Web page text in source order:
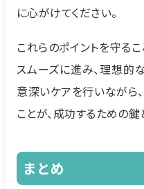
に心がけてください。
これらのポイントを守る
スムーズに進み、理想的
意深いケアを行いながら
ことが、成功するための鍵
まとめ